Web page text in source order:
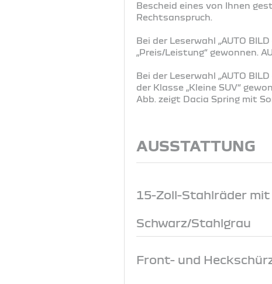
Bescheid eines von Ihnen
Rechtsanspruch.
Bei der Leserwahl „AUTO
„Preis/Leistung“ gewonnen.
Bei der Leserwahl „AUTO
der Klasse „Kleine SUV“
Abb. zeigt Dacia Spring mit
AUSSTATTUNG
15-Zoll-Stahlräder mit
Schwarz/Stahlgrau
Front- und